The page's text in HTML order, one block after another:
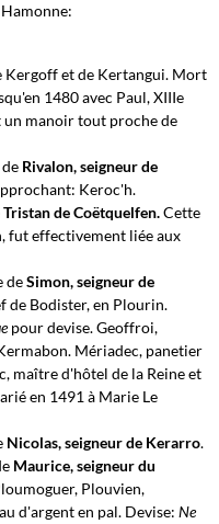
Kergoff et de Kertangui. Mort
1480 avec Paul, XIIIe
manoir tout proche de
Rivalon, seigneur de
Keroc'h.
Tristan de Coëtquelfen.Cette
fut effectivement liée aux
deSimon, seigneur de
de Bodister, en Plourin.
pour devise. Geoffroi,
Mériadec, panetier
maître d'hôtel de la Reine et
en 1491 à Marie Le
Nicolas, seigneur de Kerarro.
Maurice, seigneur du
Plouvien,
d'argent en pal. Devise: Ne